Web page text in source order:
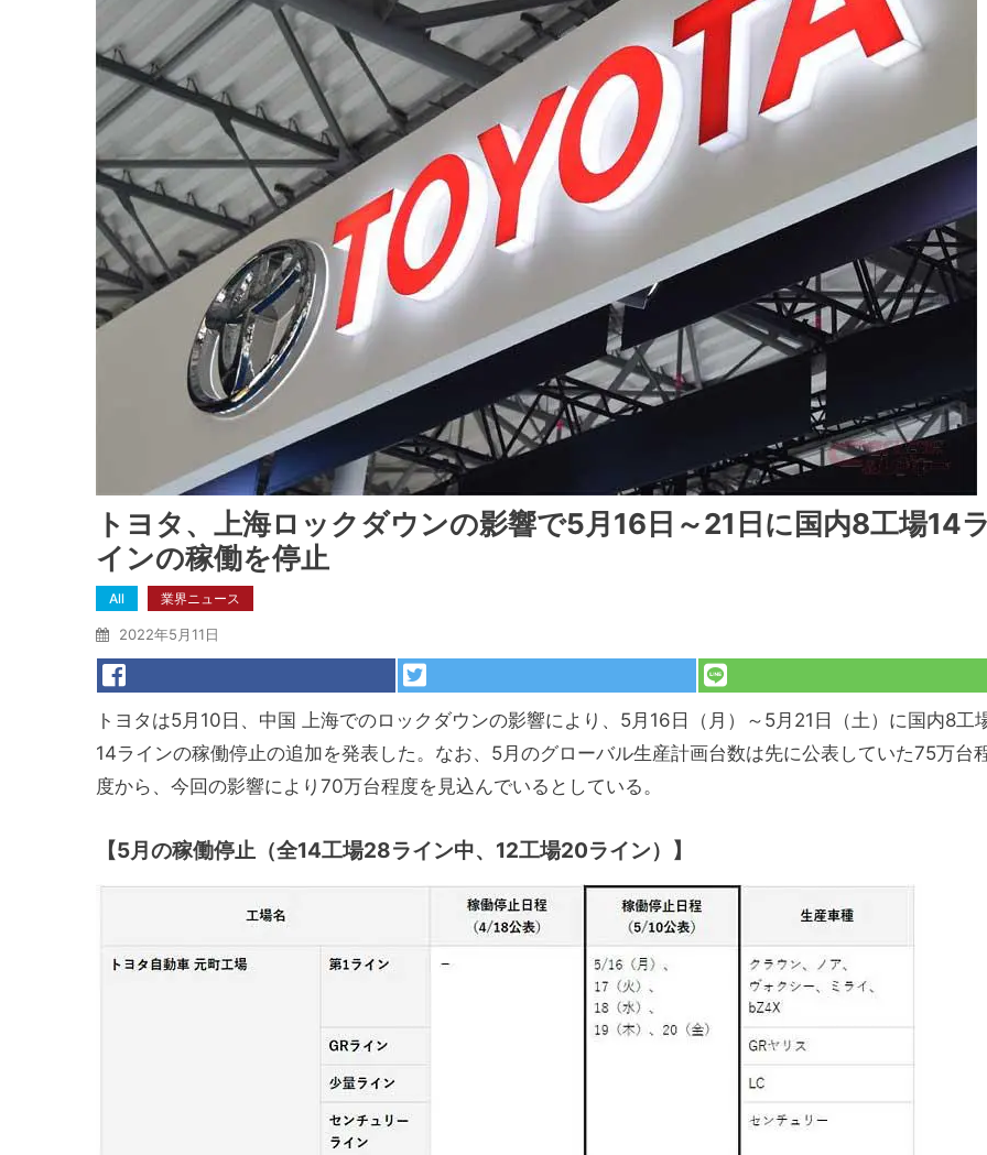
トヨタ、上海ロックダウンの影響で5月16日～21日に国内8工場14
インの稼働を停止
All 業界ニュース
2022年5月11日
トヨタは5月10日、中国 上海でのロックダウンの影響により、5月16日（月）～5月21日（土）に国内8工
14ラインの稼働停止の追加を発表した。なお、5月のグローバル生産計画台数は先に公表していた75万台
度から、今回の影響により70万台程度を見込んでいるとしている。
【5月の稼働停止 （全14工場28ライン中、12工場20ライン）】